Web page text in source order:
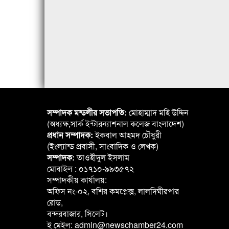
সম্পাদক মন্ডলীর সভাপতি: মোহাম্মাদ মহি উদ্দিন
(অধ্যক্ষ,সার্ক ইন্টারন্যাশনাল কলেজ বাংলাদেশ)
প্রধান সম্পাদক:ইকবাল আহমদ চৌধুরী
(ইংল্যান্ড প্রবাসী, সাংবাদিক ও লেখক)
সম্পাদক:তাওহীদুল ইসলাম
মোবাইল : ০১৭১০-৯৯৩৫৭২
সম্পাদকীয় কার্যালয়:
অফিস নং-০২, বশির কমপ্লেক্স, লালদিঘীরপার
রোড,
বন্দরবাজার, সিলেট।
ই মেইল: admin@newschamber24.com